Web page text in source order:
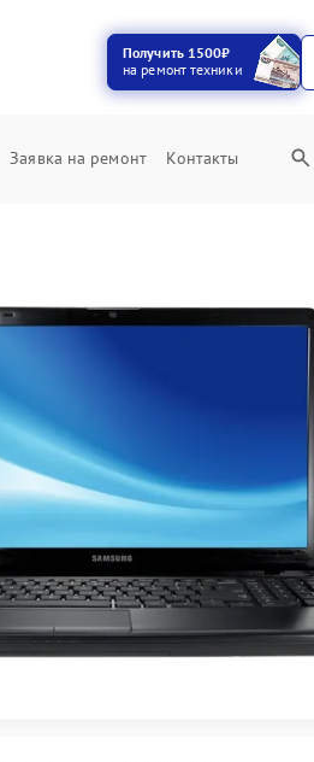
Получить 1500₽
на ремонт техники
Заявка на ремонт Контакты